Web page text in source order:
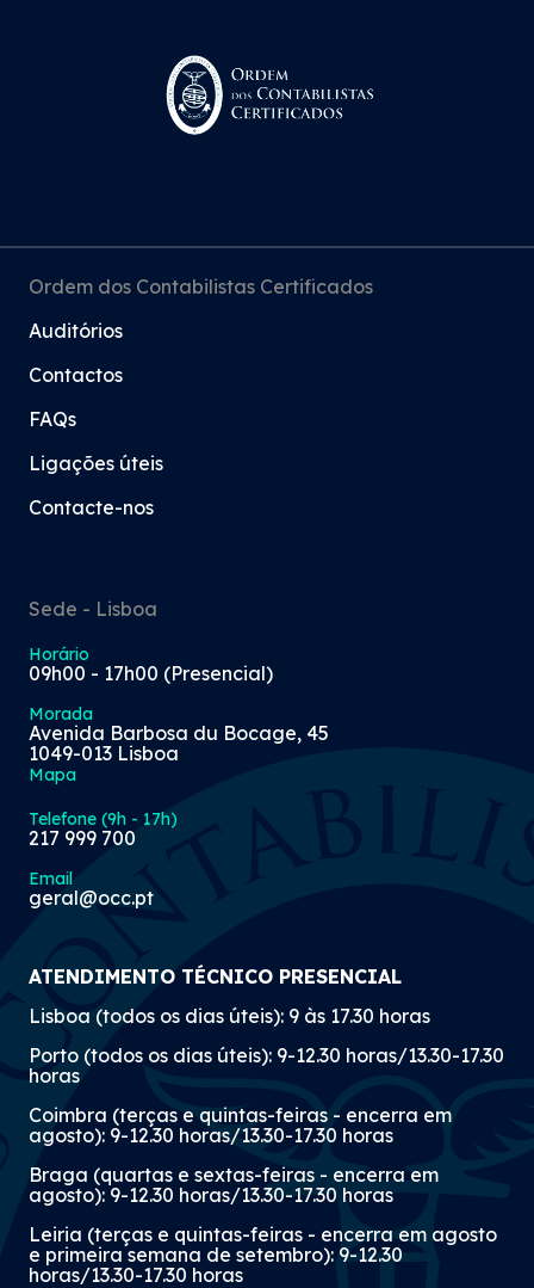
Ordem dos Contabilistas Certificados
Auditórios
Contactos
FAQs
Ligações úteis
Contacte-nos
Sede - Lisboa
Horário
09h00 - 17h00 (Presencial)
Morada
Avenida Barbosa du Bocage, 45
1049-013 Lisboa
Mapa
Telefone (9h - 17h)
217 999 700
Email
geral@occ.pt
ATENDIMENTO TÉCNICO PRESENCIAL
Lisboa (todos os dias úteis): 9 às 17.30 horas
Porto (todos os dias úteis): 9-12.30 horas/13.30-17.30
horas
Coimbra (terças e quintas-feiras - encerra em
agosto): 9-12.30 horas/13.30-17.30 horas
Braga (quartas e sextas-feiras - encerra em
agosto): 9-12.30 horas/13.30-17.30 horas
Leiria (terças e quintas-feiras - encerra em agosto
e primeira semana de setembro): 9-12.30
horas/13.30-17.30 horas